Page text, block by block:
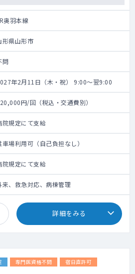
奥羽本線
形県山形市
問
年2月11日（木・祝） 9:00～翌9:00
円/回（税込・交通費別）
院規定にて支給
車場利用可（自己負担なし）
院規定にて支給
来、救急対応、病棟管理
詳細をみる
専門医資格不問 宿日直許可